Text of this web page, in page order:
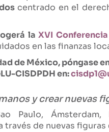
centrado en el
laXVI
en las finanzas
de México, póngase
CISDPDH en:
y crear nuevas
Paulo,
de nuevas figuras